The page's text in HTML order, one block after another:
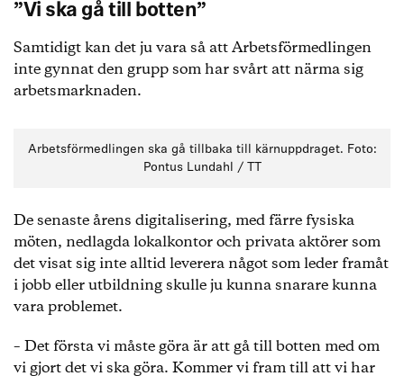
”Vi ska gå till botten”
Samtidigt kan det ju vara så att Arbetsförmedlingen
inte gynnat den grupp som har svårt att närma sig
arbetsmarknaden.
Arbetsförmedlingen ska gå tillbaka till kärnuppdraget. Foto:
Pontus Lundahl / TT
De senaste årens digitalisering, med färre fysiska
möten, nedlagda lokalkontor och privata aktörer som
det visat sig inte alltid leverera något som leder framåt
i jobb eller utbildning skulle ju kunna snarare kunna
vara problemet.
– Det första vi måste göra är att gå till botten med om
vi gjort det vi ska göra. Kommer vi fram till att vi har